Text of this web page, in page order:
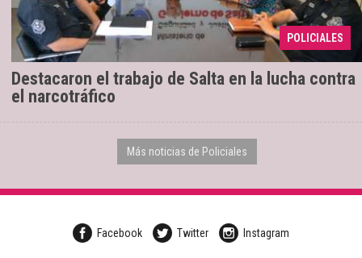
POLICIALES
Destacaron el trabajo de Salta en la lucha contra
el narcotráfico
Narcotráfico del Ministerio de Seguridad de
Tucumán, Jorge Eduardo Dib, en el marco de una
reunión realizad ...
Más noticias de Policiales
Facebook Twitter Instagram